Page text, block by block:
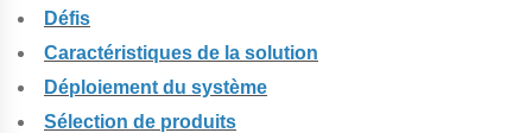
Défis
Caractéristiques de la solution
Déploiement du système
Sélection de produits